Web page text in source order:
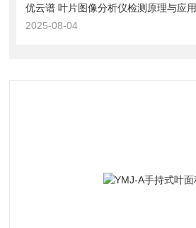
优云谱 叶片图像分析仪检测原理与应用
2025-08-04